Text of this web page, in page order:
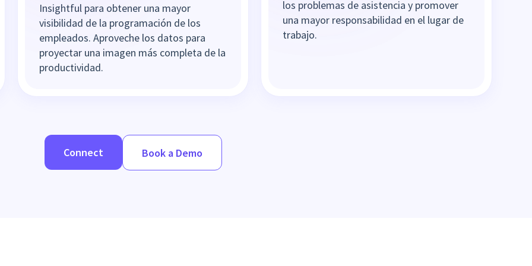
Insightful para obtener una mayor
visibilidad de la programación de los
empleados. Aproveche los datos para
proyectar una imagen más completa de la
productividad.
los problemas de asistencia y promover
una mayor responsabilidad en el lugar de
trabajo.
Connect Book a Demo